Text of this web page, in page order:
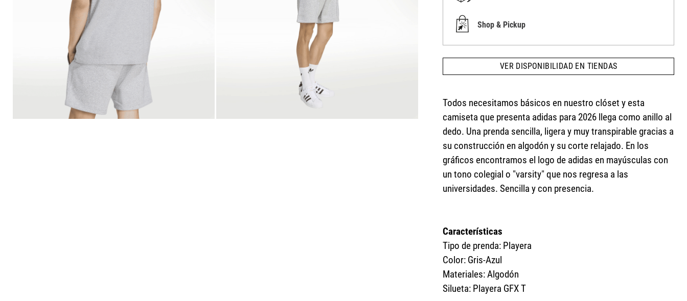
Shop & Pickup
VER DISPONIBILIDAD EN TIENDAS
Todos necesitamos básicos en nuestro clóset y esta
camiseta que presenta adidas para 2026 llega como anillo al
dedo. Una prenda sencilla, ligera y muy transpirable gracias a
su construcción en algodón y su corte relajado. En los
gráficos encontramos el logo de adidas en mayúsculas con
un tono colegial o "varsity" que nos regresa a las
universidades. Sencilla y con presencia.
Características
Tipo de prenda: Playera
Color: Gris-Azul
Materiales: Algodón
Silueta: Playera GFX T